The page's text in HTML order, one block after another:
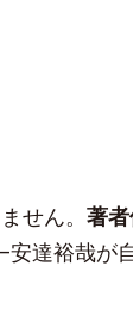
せん。 著者
達裕哉が